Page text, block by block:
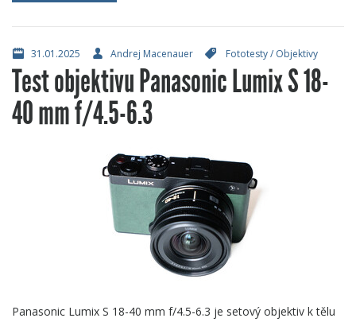
31.01.2025 Andrej Macenauer Fototesty/ Objektivy
Test objektivu Panasonic Lumix S 18-
40 mm f/4.5-6.3
Panasonic Lumix S 18-40 mm f/4.5-6.3 je setový objektiv k tělu